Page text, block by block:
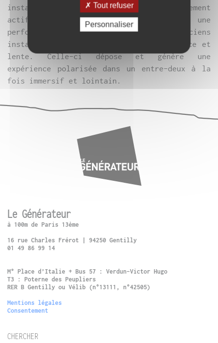
installation ou un proto-dispositif lentement
actif, sonore et spatial. Sans être une
performance, l’action des deux plasticiens
installe son climat et sa plasticité douce et
lente. Celle-ci dépose et génère une
expérience polarisée dans un entre-deux à la
fois immersif et lointain.
Le Générateur
à 100m de Paris 13ème
16 rue Charles Frérot | 94250 Gentilly
01 49 86 99 14
M° Place d’Italie + Bus 57 : Verdun-Victor Hugo
T3 : Poterne des Peupliers
RER B Gentilly ou Vélib (n°13111, n°42505)
Mentions légales
Consentement
CHERCHER
Tout refuser
Personnaliser